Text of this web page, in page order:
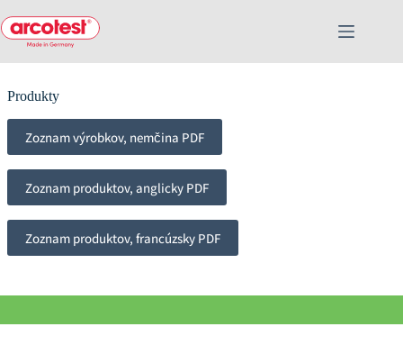
Produkty
Zoznam výrobkov, nemčina PDF
Zoznam produktov, anglicky PDF
Zoznam produktov, francúzsky PDF